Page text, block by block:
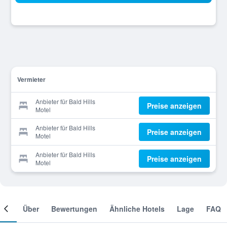
Vermieter
Anbieter für Bald Hills
Motel
Preise anzeigen
Anbieter für Bald Hills
Motel
Preise anzeigen
Anbieter für Bald Hills
Motel
Preise anzeigen
Über Bewertungen Ähnliche Hotels Lage FAQ